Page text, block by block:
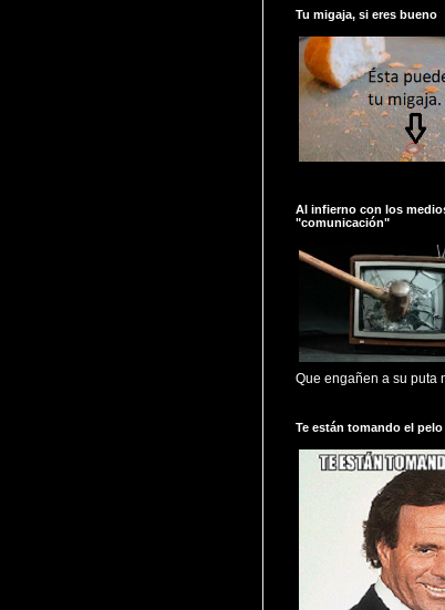
Tu migaja, si eres bueno
Al infierno con los
"comunicación"
Que engañen a su puta
Te están tomando el pelo